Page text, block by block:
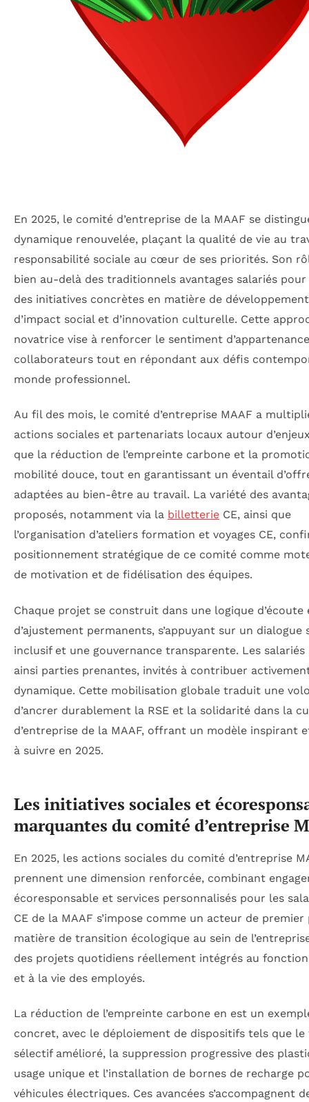
En 2025, le comité d’entreprise de la MAAF se
dynamique renouvelée, plaçant la qualité de vie au
responsabilité sociale au cœur de ses priorités. Son
bien au-delà des traditionnels avantages salariés
des initiatives concrètes en matière de
d’impact social et d’innovation culturelle. Cette
novatrice vise à renforcer le sentiment
collaborateurs tout en répondant aux défis
monde professionnel.
Au fil des mois, le comité d’entreprise MAAF a
actions sociales et partenariats locaux autour
que la réduction de l’empreinte carbone et la
mobilité douce, tout en garantissant un éventail
adaptées au bien-être au travail. La variété des
proposés, notamment via la billetterie CE, ainsi que
l’organisation d’ateliers formation et voyages CE,
positionnement stratégique de ce comité comme
de motivation et de fidélisation des équipes.
Chaque projet se construit dans une logique d’écoute
d’ajustement permanents, s’appuyant sur un dialogue
inclusif et une gouvernance transparente. Les salariés
ainsi parties prenantes, invités à contribuer
dynamique. Cette mobilisation globale traduit une
d’ancrer durablement la RSE et la solidarité dans la
d’entreprise de la MAAF, offrant un modèle inspirant
à suivre en 2025.
Les initiatives sociales et
marquantes du comité d’entreprise
En 2025, les actions sociales du comité d’entreprise
prennent une dimension renforcée, combinant
écoresponsable et services personnalisés pour les
CE de la MAAF s’impose comme un acteur de premier
matière de transition écologique au sein de
des projets quotidiens réellement intégrés au
et à la vie des employés.
La réduction de l’empreinte carbone en est un
concret, avec le déploiement de dispositifs tels que
sélectif amélioré, la suppression progressive des
usage unique et l’installation de bornes de recharge
véhicules électriques. Ces avancées s’accompagnent